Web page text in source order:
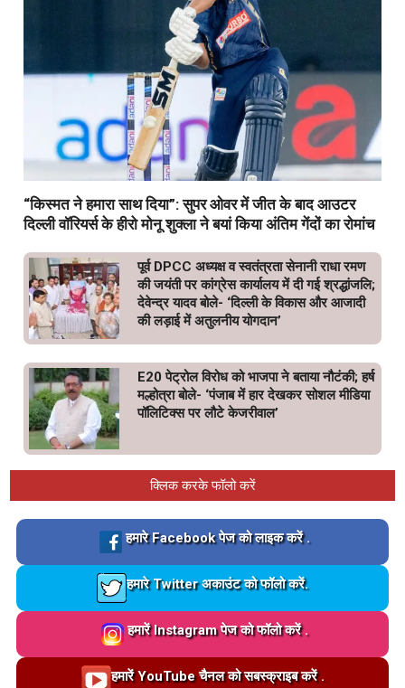
“किस्मत ने हमारा साथ दिया”: सुपर ओवर में जीत के बाद आउटर
दिल्ली वॉरियर्स के हीरो मोनू शुक्ला ने बयां किया अंतिम गेंदों का रोमांच
पूर्व DPCC अध्यक्ष व स्वतंत्रता सेनानी राधा रमण
की जयंती पर कांग्रेस कार्यालय में दी गई श्रद्धांजलि;
देवेन्द्र यादव बोले- ‘दिल्ली के विकास और आजादी
की लड़ाई में अतुलनीय योगदान’
E20 पेट्रोल विरोध को भाजपा ने बताया नौटंकी; हर्ष
मल्होत्रा बोले- ‘पंजाब में हार देखकर सोशल मीडिया
पॉलिटिक्स पर लौटे केजरीवाल’
क्लिक करके फॉलो करें
Loading…
हमारे Facebook पेज को लाइक करें .
Loading…
हमारे Twitter अकाउंट को फॉलो करें.
Loading…
हमारें Instagram पेज को फॉलो करें .
Loading…
हमारें YouTube चैनल को सबस्क्राइब करें .